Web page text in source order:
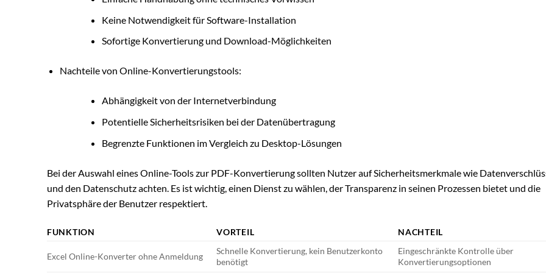
Keine Notwendigkeit für Software-Installation
Sofortige Konvertierung und Download-Möglichkeiten
Nachteile von Online-Konvertierungstools:
Abhängigkeit von der Internetverbindung
Potentielle Sicherheitsrisiken bei der Datenübertragung
Begrenzte Funktionen im Vergleich zu Desktop-Lösungen
Bei der Auswahl eines Online-Tools zur PDF-Konvertierung sollten Nutzer auf Sicherheitsmerkmale wie
und den Datenschutz achten. Es ist wichtig, einen Dienst zu wählen, der Transparenz in seinen Prozessen bietet und die
Privatsphäre der Benutzer respektiert.
FUNKTION VORTEIL NACHTEIL
Excel Online-Konverter ohne Anmeldung
Schnelle Konvertierung, kein Benutzerkonto
benötigt
Eingeschränkte Kontrolle über
Konvertierungsoptionen